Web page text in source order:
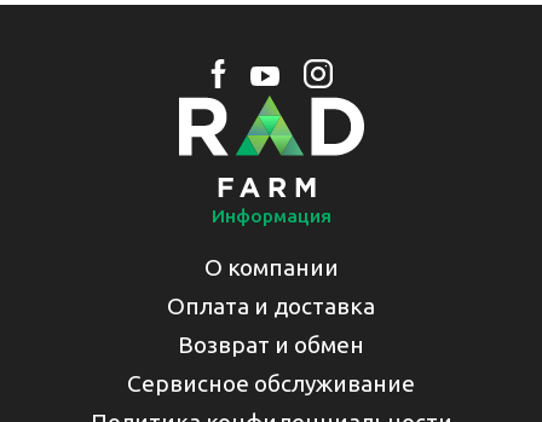
Информация
О компании
Оплата и доставка
Возврат и обмен
Сервисное обслуживание